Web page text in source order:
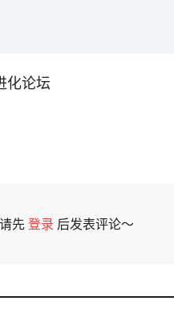
化论坛
请先登录 后发表评论～